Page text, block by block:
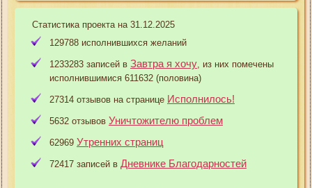
Статистика проекта на 31.12.2025
129788 исполнившихся желаний
1233283 записей в Завтра я хочу , из них помечены
исполнившимися 611632 (половина)
27314 отзывов на странице Исполнилось!
5632 отзывов Уничтожителю проблем
62969 Утренних страниц
72417 записей в Дневнике Благодарностей